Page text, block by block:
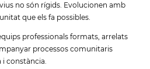
no són rígids. Evolucionen amb
que els fa possibles.
professionals formats, arrelats
processos comunitaris
constància.